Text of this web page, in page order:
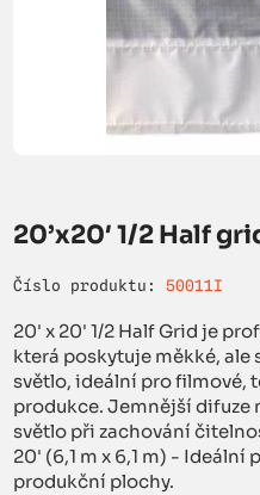
20’x20′ 1/2 Half
Číslo produktu: 50011I
20' x 20' 1/2 Half Grid je
která poskytuje měkké, ale
světlo, ideální pro filmové,
produkce. Jemnější difuze
světlo při zachování
20' (6,1 m x 6,1 m) - Ideální
produkční plochy.